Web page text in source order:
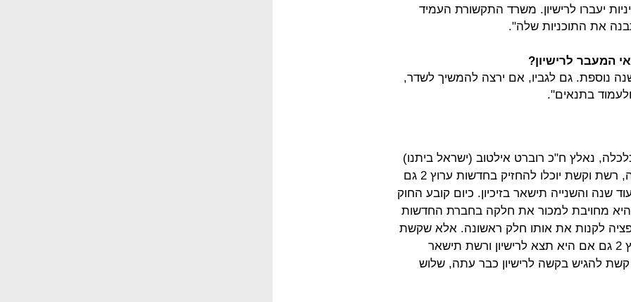
יעברו לרישיון. משרד התקשורת העמיד
את התוכניות שלה".
נוספת. גם לגביו, אם ירצה להמשיך לשדר,
בתנאים".
נאלץ ח"כ רוברט אילטוב (ישראל ביתנו)
למשוך את הצעת החוק שהגיש שלפיה, רשת וקשת יוכלו להחזיק בחדשות ערוץ 2 גם
שנה והשנייה תישאר בזיכיון. כיום קובע החוק
היא מחויבת למכור את חלקה בחברת החדשות
לקנות את אותו חלק ראשונה. אלא שקשת
דורשת להמשיך להחזיק בחדשות ערוץ 2 גם אם היא תצא לרישיון ורשת תישאר
קשת להגיש בקשה לרישיון כבר עתה, שלוש